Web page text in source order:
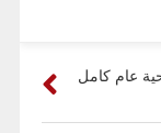
عام كامل